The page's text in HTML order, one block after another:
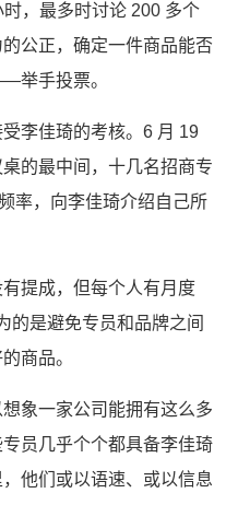
，最多时讨论 200 多个
公正，确定一件商品能否
举手投票。
李佳琦的考核。6 月 19
的最中间，十几名招商专
率，向李佳琦介绍自己所
提成，但每个人有月度
的是避免专员和品牌之间
商品。
象一家公司能拥有这么多
员几乎个个都具备李佳琦
他们或以语速、或以信息